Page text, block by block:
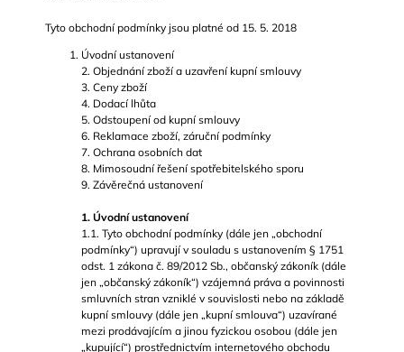
Tyto obchodní podmínky jsou platné od 15. 5. 2018
Úvodní ustanovení
2. Objednání zboží a uzavření kupní smlouvy
3. Ceny zboží
4. Dodací lhůta
5. Odstoupení od kupní smlouvy
6. Reklamace zboží, záruční podmínky
7. Ochrana osobních dat
8. Mimosoudní řešení spotřebitelského sporu
9. Závěrečná ustanovení
1. Úvodní ustanovení
1.1. Tyto obchodní podmínky (dále jen „obchodní
podmínky“) upravují v souladu s ustanovením § 1751
odst. 1 zákona č. 89/2012 Sb., občanský zákoník (dále
jen „občanský zákoník“) vzájemná práva a povinnosti
smluvních stran vzniklé v souvislosti nebo na základě
kupní smlouvy (dále jen „kupní smlouva“) uzavírané
mezi prodávajícím a jinou fyzickou osobou (dále jen
„kupující“) prostřednictvím internetového obchodu
HLEDAT